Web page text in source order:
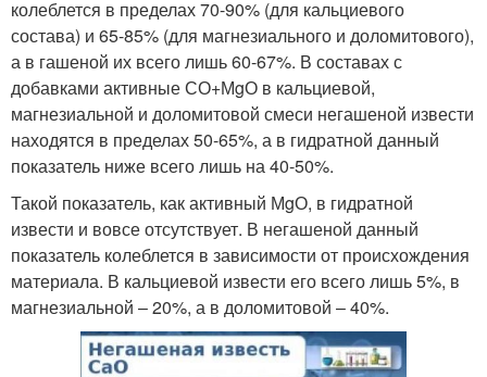
колеблется в пределах 70-90% (для кальциевого
состава) и 65-85% (для магнезиального и доломитового),
а в гашеной их всего лишь 60-67%. В составах с
добавками активные СО+МgО в кальциевой,
магнезиальной и доломитовой смеси негашеной извести
находятся в пределах 50-65%, а в гидратной данный
показатель ниже всего лишь на 40-50%.
Такой показатель, как активный МgО, в гидратной
извести и вовсе отсутствует. В негашеной данный
показатель колеблется в зависимости от происхождения
материала. В кальциевой извести его всего лишь 5%, в
магнезиальной – 20%, а в доломитовой – 40%.